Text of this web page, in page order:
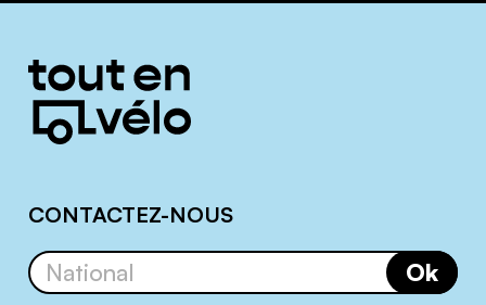
Informations
complémentaires
CONTACTEZ-NOUS
Ok